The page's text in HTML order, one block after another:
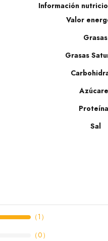
Información
Valor
Grasas
Grasas
Sal
（1 ）
（0）